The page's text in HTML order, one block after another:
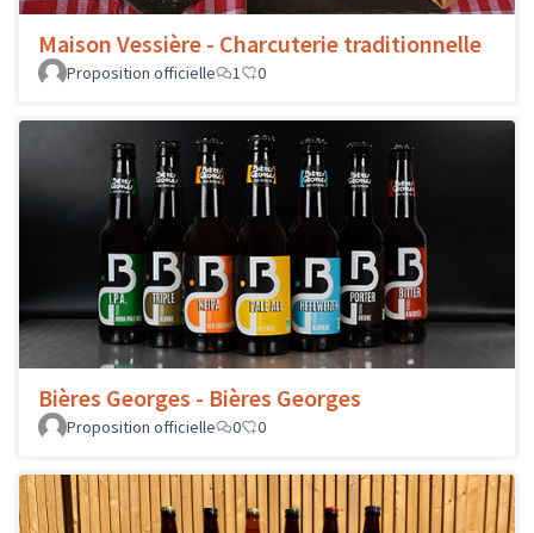
Maison Vessière - Charcuterie traditionnelle
Proposition officielle 1 0
Bières Georges - Bières Georges
Proposition officielle 0 0